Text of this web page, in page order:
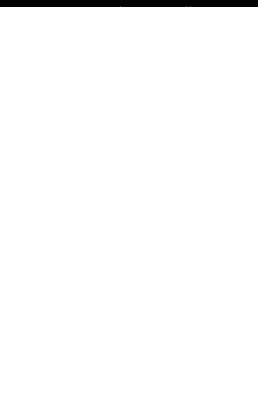
ou un transat si la position allongée